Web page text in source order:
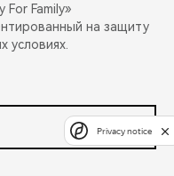
Family»
на защиту
условиях.
Privacy notice